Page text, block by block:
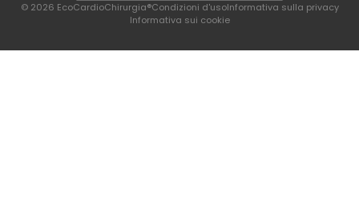
© 2026 EcoCardioChirurgia®Condizioni d'usoInformativa sulla privacy
Informativa sui cookie